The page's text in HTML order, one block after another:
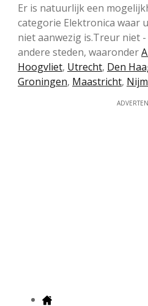
Er is natuurlijk een
categorie Elektronica waar
niet aanwezig is.Treur niet
andere steden, waaronder
Hoogvliet, Utrecht, Den
Groningen, Maastricht,